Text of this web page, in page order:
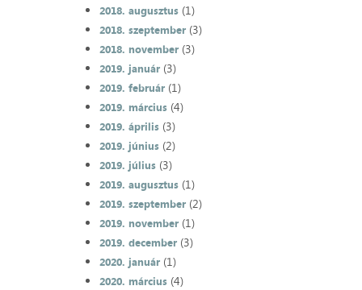
2018. augusztus(1)
2018. szeptember(3)
2018. november(3)
2019. január(3)
2019. február(1)
2019. március(4)
2019. április(3)
2019. június(2)
2019. július(3)
2019. augusztus(1)
2019. szeptember(2)
2019. november(1)
2019. december(3)
2020. január(1)
2020. március(4)